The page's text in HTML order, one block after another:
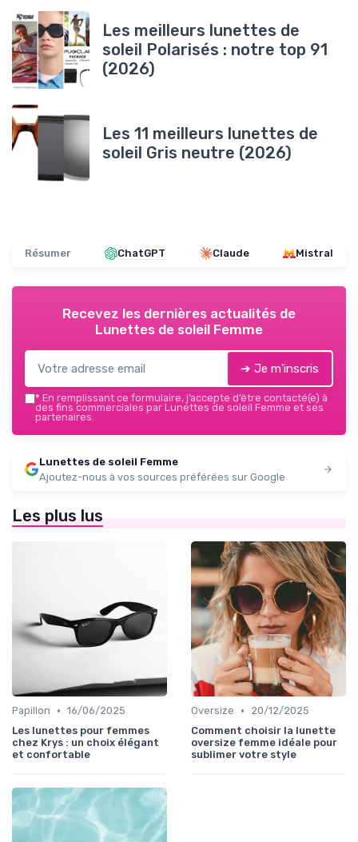
Les meilleurs lunettes de
soleil Polarisés : notre top 91
(2026)
Les 11 meilleurs lunettes de
soleil Gris neutre (2026)
Résumer ChatGPT Claude Mistral
Recevez les dernières actualités de
Lunettes de soleil Femme
➔ Je m'inscris
* En remplissant ce formulaire, j’accepte d’être contacté(e) à
des fins commerciales par Lunettes de soleil Femme et ses
partenaires.
Lunettes de soleil Femme
Ajoutez-nous à vos sources préférées sur Google
Les plus lus
Papillon • 16/06/2025
Les lunettes pour femmes
chez Krys : un choix élégant
et confortable
Oversize •
20/12/2025
Comment choisir la lunette
oversize femme idéale pour
sublimer votre style